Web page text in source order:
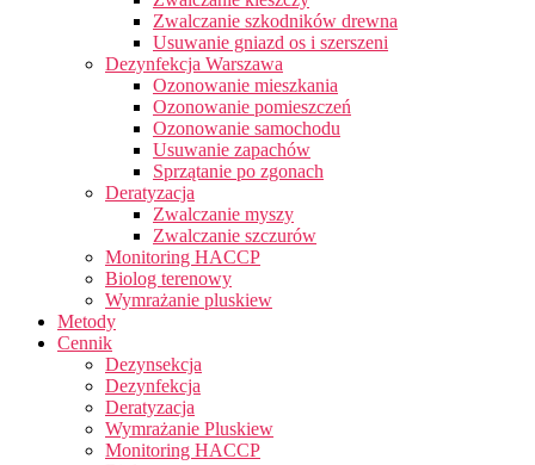
Zwalczanie szkodników drewna
Usuwanie gniazd os i szerszeni
Dezynfekcja Warszawa
Ozonowanie mieszkania
Ozonowanie pomieszczeń
Ozonowanie samochodu
Usuwanie zapachów
Sprzątanie po zgonach
Deratyzacja
Zwalczanie myszy
Zwalczanie szczurów
Monitoring HACCP
Biolog terenowy
Wymrażanie pluskiew
Metody
Cennik
Dezynsekcja
Dezynfekcja
Deratyzacja
Wymrażanie Pluskiew
Monitoring HACCP